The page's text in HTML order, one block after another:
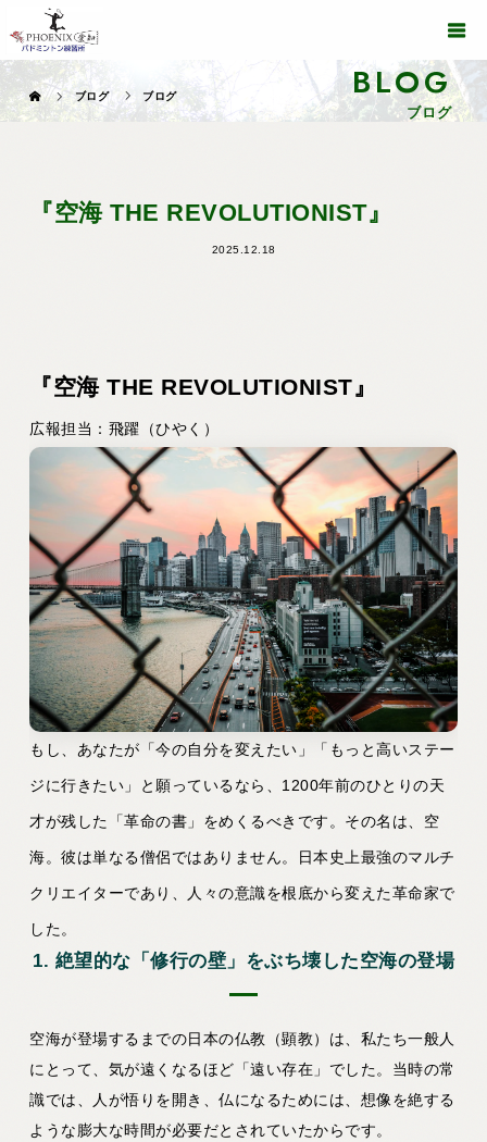
BLOG
ブログ
ブログ ブログ
『空海 THE REVOLUTIONIST』
2025.12.18
『空海 THE REVOLUTIONIST』
広報担当：飛躍（ひやく）
もし、あなたが「今の自分を変えたい」「もっと高いステー
ジに行きたい」と願っているなら、1200年前のひとりの天
才が残した「革命の書」をめくるべきです。その名は、空
海。彼は単なる僧侶ではありません。日本史上最強のマルチ
クリエイターであり、人々の意識を根底から変えた革命家で
した。
1. 絶望的な「修行の壁」をぶち壊した空海の登場
空海が登場するまでの日本の仏教（顕教）は、私たち一般人
にとって、気が遠くなるほど「遠い存在」でした。当時の常
識では、人が悟りを開き、仏になるためには、想像を絶する
ような膨大な時間が必要だとされていたからです。